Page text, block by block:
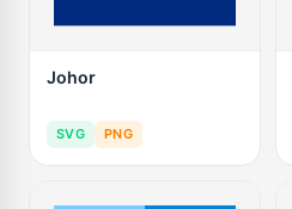
Johor
SVG PNG